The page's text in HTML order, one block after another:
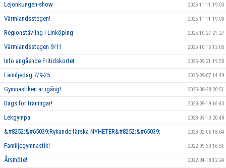
Lejonkungen-show 2025-11-11 19:03
Värmlandsstegen! 2025-11-11 19:00
Regionstävling i Linköping 2025-10-27 21:27
Värmlandsstegen 9/11 2025-10-15 12:05
Info angående Fritidskortet 2025-09-21 19:50
Familjedag 7/9-25 2025-09-07 14:49
Gymnastiken är igång! 2025-08-28 20:51
Dags för träningar! 2023-09-19 16:43
Lekgympa 2023-03-13 20:48
&#8252;&#65039;Rykande färska NYHETER&#8252;&#65039; 2023-02-06 18:04
Familjegymnastik! 2022-09-30 16:51
Årsmöte! 2022-04-18 12:24